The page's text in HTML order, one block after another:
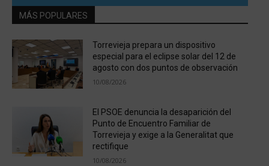
MÁS POPULARES
Torrevieja prepara un dispositivo
especial para el eclipse solar del 12 de
agosto con dos puntos de observación
10/08/2026
El PSOE denuncia la desaparición del
Punto de Encuentro Familiar de
Torrevieja y exige a la Generalitat que
rectifique
10/08/2026